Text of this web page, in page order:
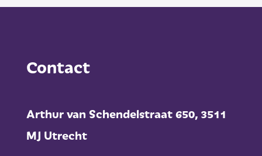
Contact
Arthur van Schendelstraat 650, 3511
MJ Utrecht